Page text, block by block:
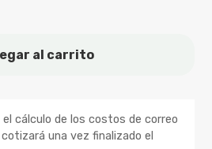
al carrito
el cálculo de los costos de correo
una vez finalizado el